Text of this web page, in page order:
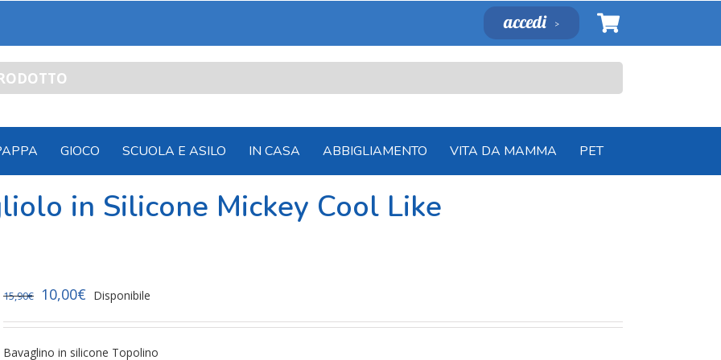
accedi
GIOCO SCUOLA E ASILO IN CASA ABBIGLIAMENTO VITA DA MAMMA PET
in Silicone Mickey Cool Like
15,90€ 10,00€ Disponibile
Bavaglino in silicone Topolino